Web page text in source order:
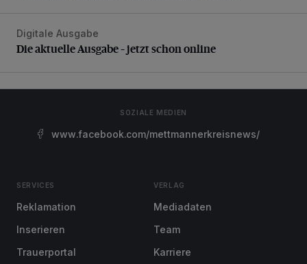
Die aktuelle Ausgabe – jetzt schon online
Digitale Ausgabe
Die aktuelle Ausgabe – jetzt schon online
SOZIALE MEDIEN
www.facebook.com/mettmannerkreisnews/
SERVICES
Reklamation
Inserieren
Trauerportal
VERLAG
Mediadaten
Team
Karriere